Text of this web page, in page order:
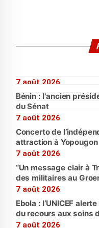
7 août 2026
Bénin : l'ancien
du Sénat
7 août 2026
Concerto de
attraction à Yopougon
7 août 2026
“Un message clair à
des militaires au
7 août 2026
Ebola : l’UNICEF
du recours aux soins
7 août 2026